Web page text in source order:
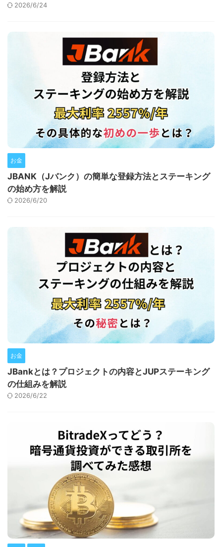
2026/6/24
お金
JBANK（Jバンク）の簡単な登録方法とステーキング
の始め方を解説
2026/6/20
お金
JBankとは？プロジェクトの内容とJUPステーキング
の仕組みを解説
2026/6/22